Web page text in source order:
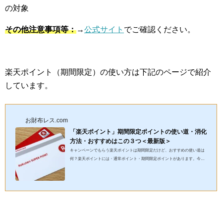
の対象
その他注意事項等：→公式サイト でご確認ください。
楽天ポイント（期間限定）の使い方は下記のページで紹介
しています。
お財布レス.com
「楽天ポイント」期間限定ポイントの使い道・消化
方法・おすすめはこの３つ＜最新版＞
キャンペーンでもらう楽天ポイントは期間限定だけど、おすすめの使い道は
何？楽天ポイントには・通常ポイント・期間限定ポイントがあります。今回